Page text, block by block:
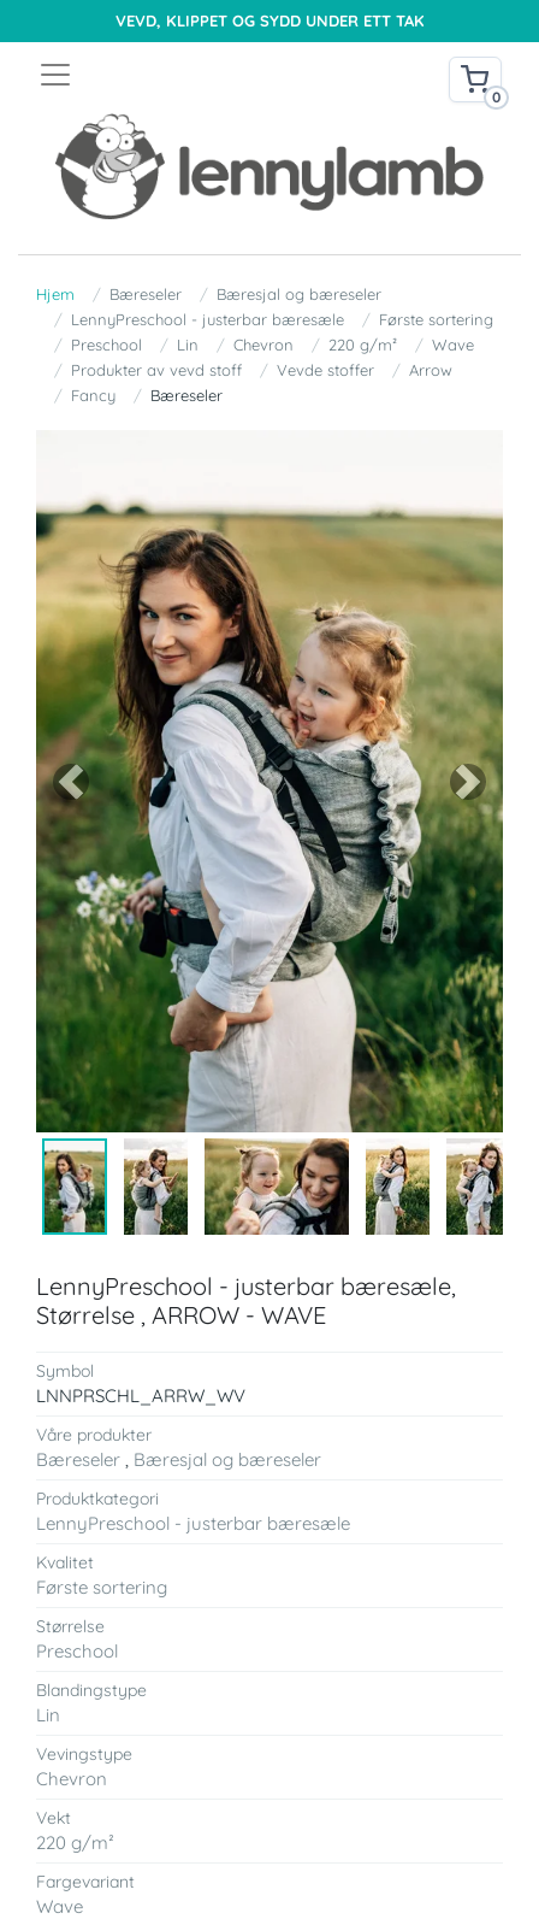
VEVD, KLIPPET OG SYDD UNDER ETT TAK
0
Hjem Bæreseler
Bæresjal og bæreseler
LennyPreschool - justerbar bæresæle
Første sortering
Preschool
Lin Chevron 220 g/m²
Wave
Produkter av vevd stoff
Vevde stoffer
Arrow
Fancy
Bæreseler
Previous Next
LennyPreschool - justerbar bæresæle,
Størrelse , ARROW - WAVE
Symbol
LNNPRSCHL_ARRW_WV
Våre produkter
Bæreseler Bæresjal og bæreseler
Produktkategori
LennyPreschool - justerbar bæresæle
Kvalitet
Første sortering
Størrelse
Preschool
Blandingstype
Lin
Vevingstype
Chevron
Vekt
220 g/m²
Fargevariant
Wave